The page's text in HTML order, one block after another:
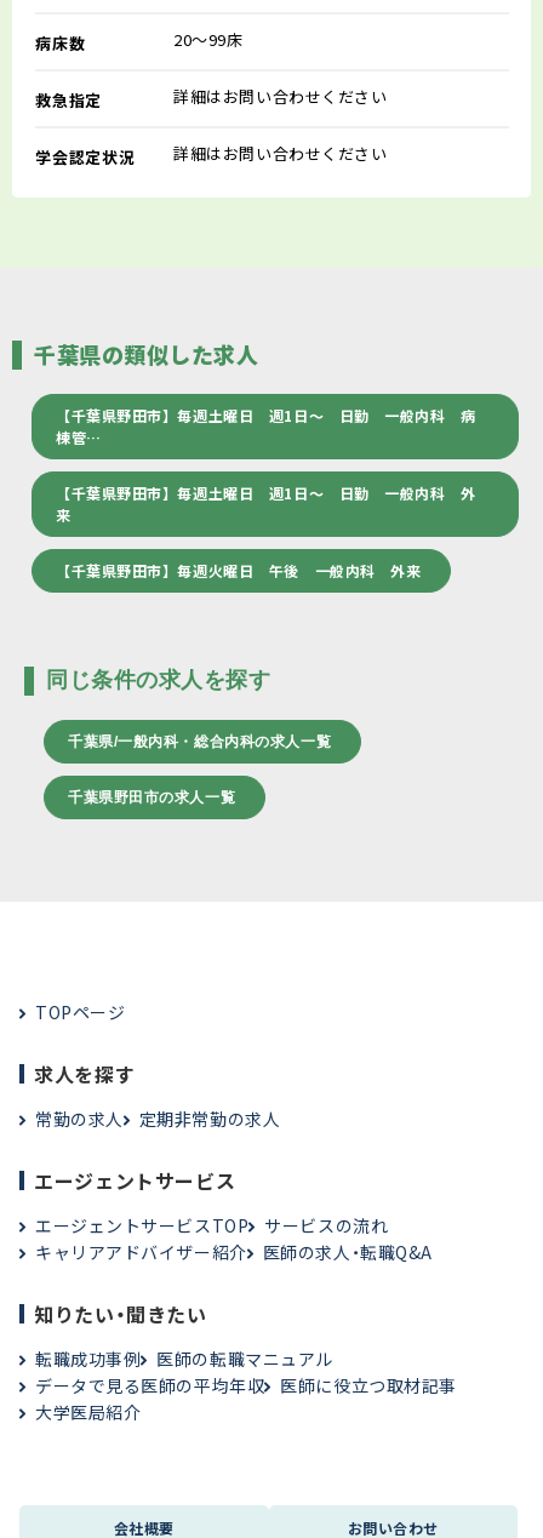
病床数 20～99床
救急指定 詳細はお問い合わせください
学会認定状況 詳細はお問い合わせください
千葉県の類似した求人
【千葉県野田市】毎週土曜日 週1日～ 日勤 一般内科 病
棟管…
【千葉県野田市】毎週土曜日 週1日～ 日勤 一般内科 外
来
【千葉県野田市】毎週火曜日 午後 一般内科 外来
同じ条件の求人を探す
千葉県/一般内科・総合内科の求人一覧
千葉県野田市の求人一覧
TOPページ
求人を探す
常勤の求人 定期非常勤の求人
エージェントサービス
エージェントサービスTOP
サービスの流れ
キャリアアドバイザー紹介
医師の求人・転職Q&A
知りたい・聞きたい
転職成功事例
医師の転職マニュアル
データで見る医師の平均年収
医師に役立つ取材記事
大学医局紹介
会社概要 お問い合わせ